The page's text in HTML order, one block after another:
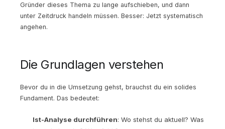
Gründer dieses Thema zu lange aufschieben, und dann
unter Zeitdruck handeln müssen. Besser: Jetzt systematisch
angehen.
Die Grundlagen verstehen
Bevor du in die Umsetzung gehst, brauchst du ein solides
Fundament. Das bedeutet:
Ist-Analyse durchführen: Wo stehst du aktuell? Was